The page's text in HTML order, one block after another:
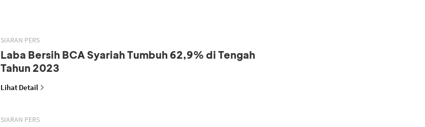
SIARAN PERS
Laba Bersih BCA Syariah Tumbuh 62,9% di Tengah
Tahun 2023
Lihat Detail
SIARAN PERS